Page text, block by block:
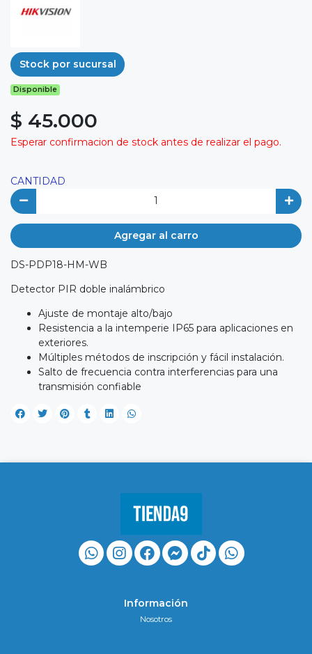
Stock por sucursal
Disponible
$ 45.000
Esperar confirmacion de stock antes de realizar el pago.
CANTIDAD
Agregar al carro
DS-PDP18-HM-WB
Detector PIR doble inalámbrico
Ajuste de montaje alto/bajo
Resistencia a la intemperie IP65 para aplicaciones en
exteriores.
Múltiples métodos de inscripción y fácil instalación.
Salto de frecuencia contra interferencias para una
transmisión confiable
Información
Nosotros